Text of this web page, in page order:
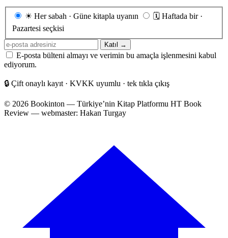
Gönderim
☀ Her sabah · Güne kitapla uyanın 🗓 Haftada bir ·
Pazartesi seçkisi
E-
posta
adresiniz
Katıl →
E-posta bülteni almayı ve verimin bu amaçla işlenmesini kabul
ediyorum.
🔒 Çift onaylı kayıt · KVKK uyumlu · tek tıkla çıkış
© 2026 Bookinton — Türkiye’nin Kitap Platformu HT Book
Review — webmaster: Hakan Turgay